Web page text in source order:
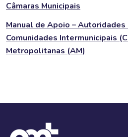
Câmaras Municipais
Manual de Apoio –
Comunidades Intermunicipais
Metropolitanas (AM)